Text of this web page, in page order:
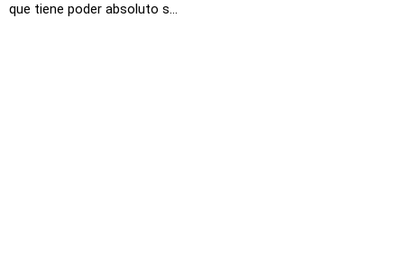
que tiene poder absoluto s...